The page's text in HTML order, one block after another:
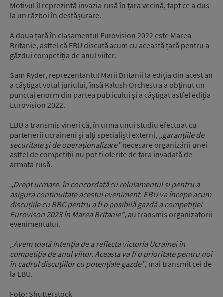
Motivul îl reprezintă invazia rusă în țara vecină, fapt ce a dus
la un război în desfășurare.
A doua țară în clasamentul Eurovision 2022 este Marea
Britanie, astfel că EBU discută acum cu această țară pentru a
găzdui competiția de anul viitor.
Sam Ryder, reprezentantul Marii Britanii la ediția din acest an
a câștigat votul juriului, însă Kalush Orchestra a obținut un
punctaj enorm din partea publicului și a câștigat astfel ediția
Eurovision 2022.
EBU a transmis vineri că, în urma unui studiu efectuat cu
partenerii ucraineni și alți specialiști externi, „garanțiile de
securitate și de operaționalizare”necesare organizării unei
astfel de competiții nu pot fi oferite de țara invadată de
armata rusă.
„Drept urmare, în concordață cu relulamentul și pentru a
asigura continuitate acestui eveniment, EBU va începe acum
discuțiile cu BBC pentru a fi o posibilă gazdă a competiției
Eurovison 2023 în Marea Britanie”, au transmis organizatorii
evenimentului.
„Avem toată intenția de a reflecta victoria Ucrainei în
competiția de anul viitor. Aceasta va fi o prioritate pentru noi
în cadrul discuțiilor cu potențiale gazde”, mai transmit cei de
la EBU.
Foto: Shutterstock